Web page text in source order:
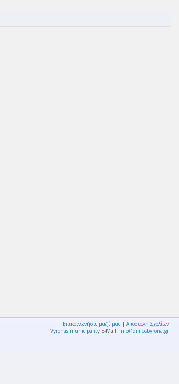
Επικοινωνήστε μαζί μας | Αποστολή Σχολίων
Vyronas municipality E-Mail: info@dimosbyrona.gr